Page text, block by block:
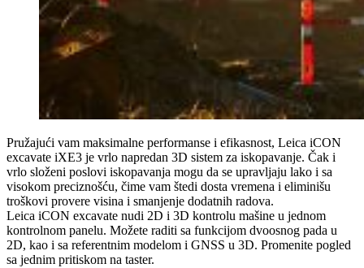
Pružajući vam maksimalne performanse i efikasnost, Leica iCON
excavate iXE3 je vrlo napredan 3D sistem za iskopavanje. Čak i
vrlo složeni poslovi iskopavanja mogu da se upravljaju lako i sa
visokom preciznošću, čime vam štedi dosta vremena i eliminišu
troškovi provere visina i smanjenje dodatnih radova.
Leica iCON excavate nudi 2D i 3D kontrolu mašine u jednom
kontrolnom panelu. Možete raditi sa funkcijom dvoosnog pada u
2D, kao i sa referentnim modelom i GNSS u 3D. Promenite pogled
sa jednim pritiskom na taster.